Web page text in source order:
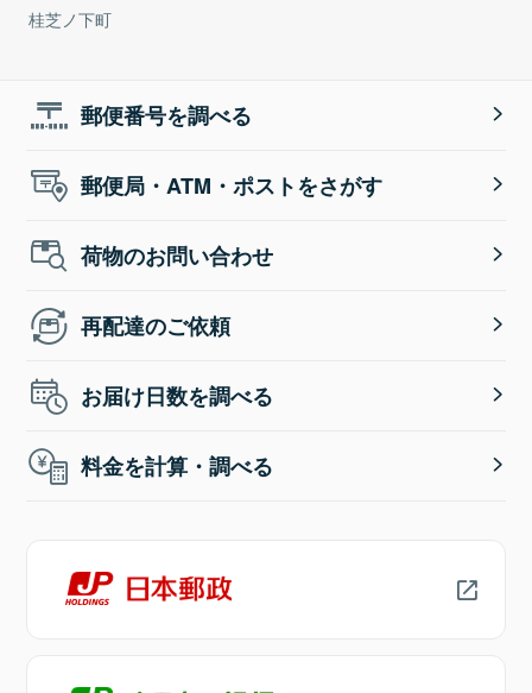
桂芝ノ下町
郵便番号を調べる
郵便局・ATM・ポストをさがす
荷物のお問い合わせ
再配達のご依頼
お届け日数を調べる
料金を計算・調べる